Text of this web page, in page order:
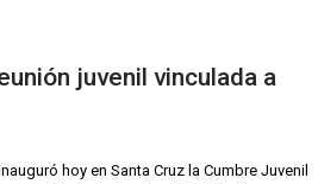
juvenil vinculada a
hoy en Santa Cruz la Cumbre Juvenil